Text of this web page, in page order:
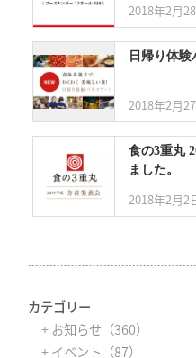
2018年2月28
日帰り体
2018年2月27
食の3重丸
ました。
2018年2月2
カテゴリー
+ お知らせ（360）
+ イベント（87）